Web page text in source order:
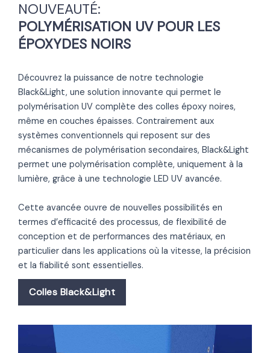
NOUVEAUTÉ:
POLYMÉRISATION UV POUR LES
ÉPOXYDES NOIRS
Découvrez la puissance de notre technologie
Black&Light, une solution innovante qui permet le
polymérisation UV complète des colles époxy noires,
même en couches épaisses. Contrairement aux
systèmes conventionnels qui reposent sur des
mécanismes de polymérisation secondaires, Black&Light
permet une polymérisation complète, uniquement à la
lumière, grâce à une technologie LED UV avancée.
Cette avancée ouvre de nouvelles possibilités en
termes d’efficacité des processus, de flexibilité de
conception et de performances des matériaux, en
particulier dans les applications où la vitesse, la précision
et la fiabilité sont essentielles.
Colles Black&Light